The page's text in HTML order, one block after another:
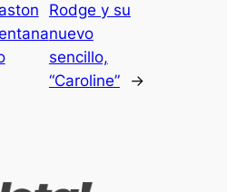
Rodge y su
nuevo
sencillo,
“Caroline”
→